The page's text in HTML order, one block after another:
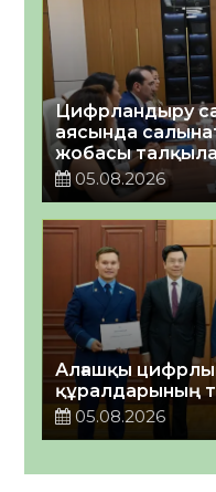
Цифрландыру
аясында
жобасы
05.08.2026
Алғашқы
құралдарының
05.08.2026